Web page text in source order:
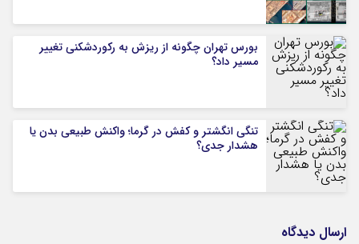
بورس تهران چگونه از ریزش به رکوردشکنی تغییر
مسیر داد؟
تنگی انگشتر و کفش در گرما؛ واکنش طبیعی بدن یا
هشدار جدی؟
ارسال دیدگاه